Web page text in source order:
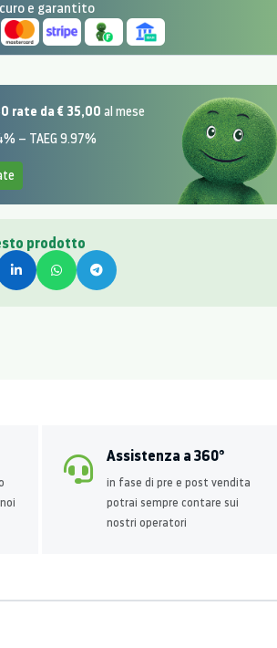
e garantito
rate da € 35,00 al mese
– TAEG 9.97%
prodotto
Assistenza a 360°
in fase di pre e post vendita
potrai sempre contare sui
nostri operatori